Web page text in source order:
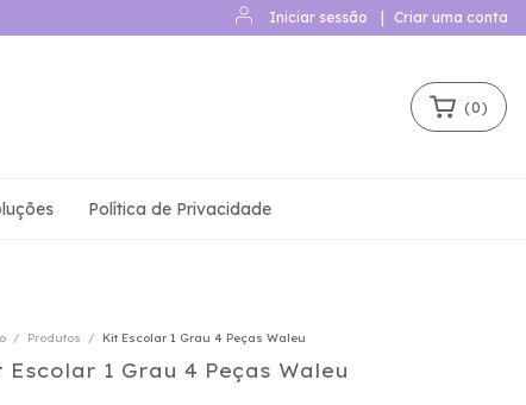
Iniciar sessão Criar uma conta
(0)
Política de Privacidade
/ Produtos / Kit Escolar 1 Grau 4 Peças Waleu
Escolar 1 Grau 4 Peças Waleu